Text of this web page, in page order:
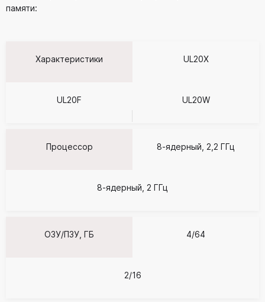
памяти:
Характеристики UL20X
UL20F UL20W
Процессор 8-ядерный, 2,2 ГГц
8-ядерный, 2 ГГц
ОЗУ/ПЗУ, ГБ 4/64
2/16